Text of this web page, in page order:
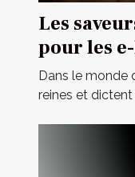
Les
pour les
Dans le monde
reines et